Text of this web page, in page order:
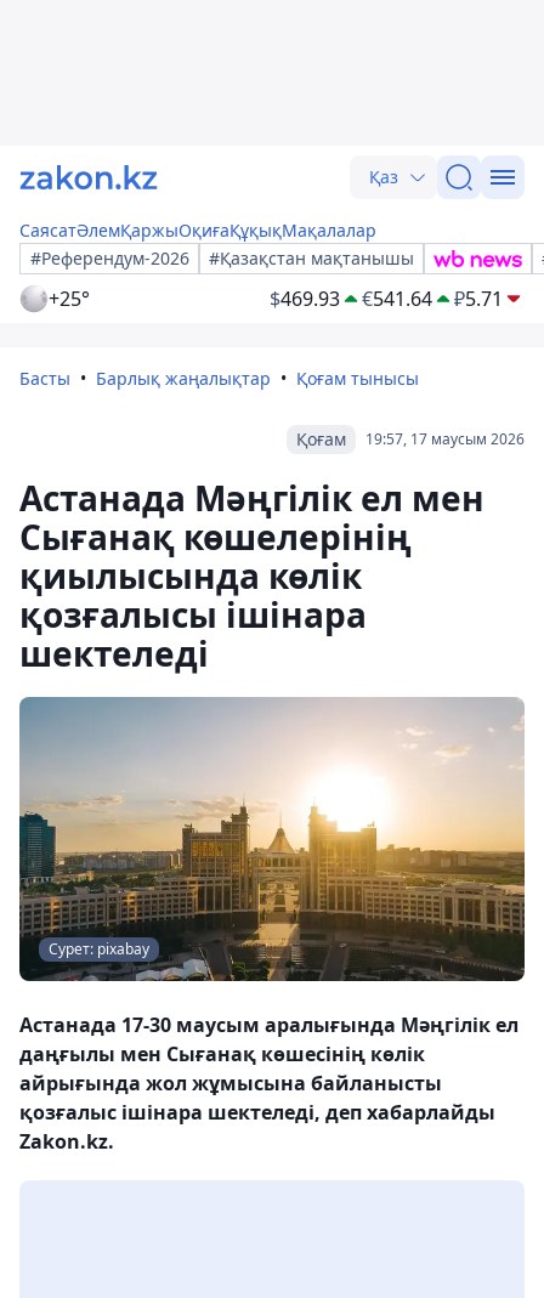
Қаз
СаясатӘлемҚаржыОқиғаҚұқықМақалалар
#Референдум-2026
#Қазақстан мақтанышы
+25° $469.93 €541.64 ₽5.71
Басты Барлық жаңалықтар Қоғам тынысы
19:57, 17 маусым 2026
Қоғам
Астанада Мәңгілік ел мен
Сығанақ көшелерінің
қиылысында көлік
қозғалысы ішінара
шектеледі
Сурет: pixabay
Астанада 17-30 маусым аралығында Мәңгілік ел
даңғылы мен Сығанақ көшесінің көлік
айрығында жол жұмысына байланысты
қозғалыс ішінара шектеледі, деп хабарлайды
Zakon.kz.